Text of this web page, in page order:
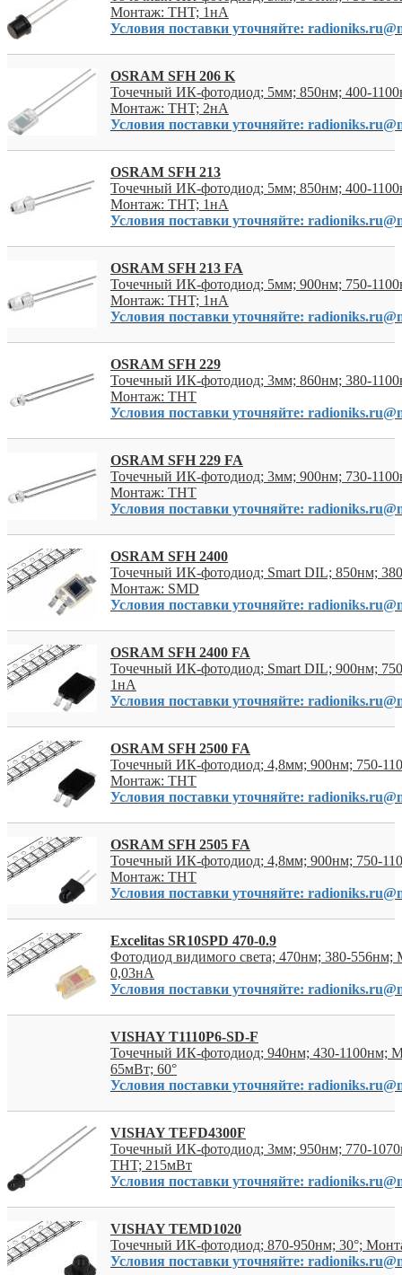
Монтаж: THT; 1нА
Условия поставки уточняйте:
OSRAM SFH 206 K
Точечный ИК-фотодиод; 5мм; 850нм; 400-
Монтаж: THT; 2нА
Условия поставки уточняйте:
OSRAM SFH 213
Точечный ИК-фотодиод; 5мм; 850нм; 400-
Монтаж: THT; 1нА
Условия поставки уточняйте:
OSRAM SFH 213 FA
Точечный ИК-фотодиод; 5мм; 900нм; 750-
Монтаж: THT; 1нА
Условия поставки уточняйте:
OSRAM SFH 229
Точечный ИК-фотодиод; 3мм; 860нм; 380-
Монтаж: THT
Условия поставки уточняйте:
OSRAM SFH 229 FA
Точечный ИК-фотодиод; 3мм; 900нм; 730-
Монтаж: THT
Условия поставки уточняйте:
OSRAM SFH 2400
Точечный ИК-фотодиод; Smart DIL; 850нм;
Монтаж: SMD
Условия поставки уточняйте:
OSRAM SFH 2400 FA
Точечный ИК-фотодиод; Smart DIL; 900нм;
1нА
Условия поставки уточняйте:
OSRAM SFH 2500 FA
Точечный ИК-фотодиод; 4,8мм; 900нм; 750-
Монтаж: THT
Условия поставки уточняйте:
OSRAM SFH 2505 FA
Точечный ИК-фотодиод; 4,8мм; 900нм; 750-
Монтаж: THT
Условия поставки уточняйте:
Excelitas SR10SPD 470-0.9
Фотодиод видимого света; 470нм; 380-556нм;
0,03нА
Условия поставки уточняйте:
VISHAY T1110P6-SD-F
Точечный ИК-фотодиод; 940нм; 430-1100нм;
65мВт; 60°
Условия поставки уточняйте:
VISHAY TEFD4300F
Точечный ИК-фотодиод; 3мм; 950нм; 770-
THT; 215мВт
Условия поставки уточняйте:
VISHAY TEMD1020
Точечный ИК-фотодиод; 870-950нм; 30°;
Условия поставки уточняйте: